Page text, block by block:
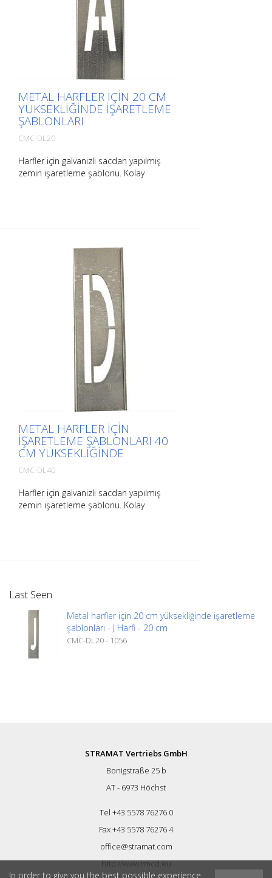
METAL HARFLER IÇIN 20 CM
YÜKSEKLIĞINDE IŞARETLEME
ŞABLONLARI
CMC-DL20
Harfler için galvanizli sacdan yapılmış
zemin işaretleme şablonu. Kolay
METAL HARFLER IÇIN
IŞARETLEME ŞABLONLARI 40
CM YÜKSEKLIĞINDE
CMC-DL40
Harfler için galvanizli sacdan yapılmış
zemin işaretleme şablonu. Kolay
Last Seen
Metal harfler için 20 cm yüksekliğinde işaretleme
şablonları - J Harfi - 20 cm
CMC-DL20 - 1056
STRAMAT Vertriebs GmbH
Bonigstraße 25 b
AT - 6973 Höchst
Tel +43 5578 76276 0
Fax +43 5578 76276 4
office@stramat.com
http://www.rmcd.eu
In order to give you the best possible experience,